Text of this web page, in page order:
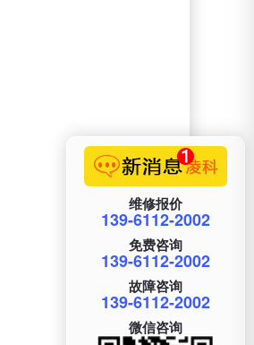
维修报价
139-6112-2002
免费咨询
139-6112-2002
故障咨询
139-6112-2002
微信咨询